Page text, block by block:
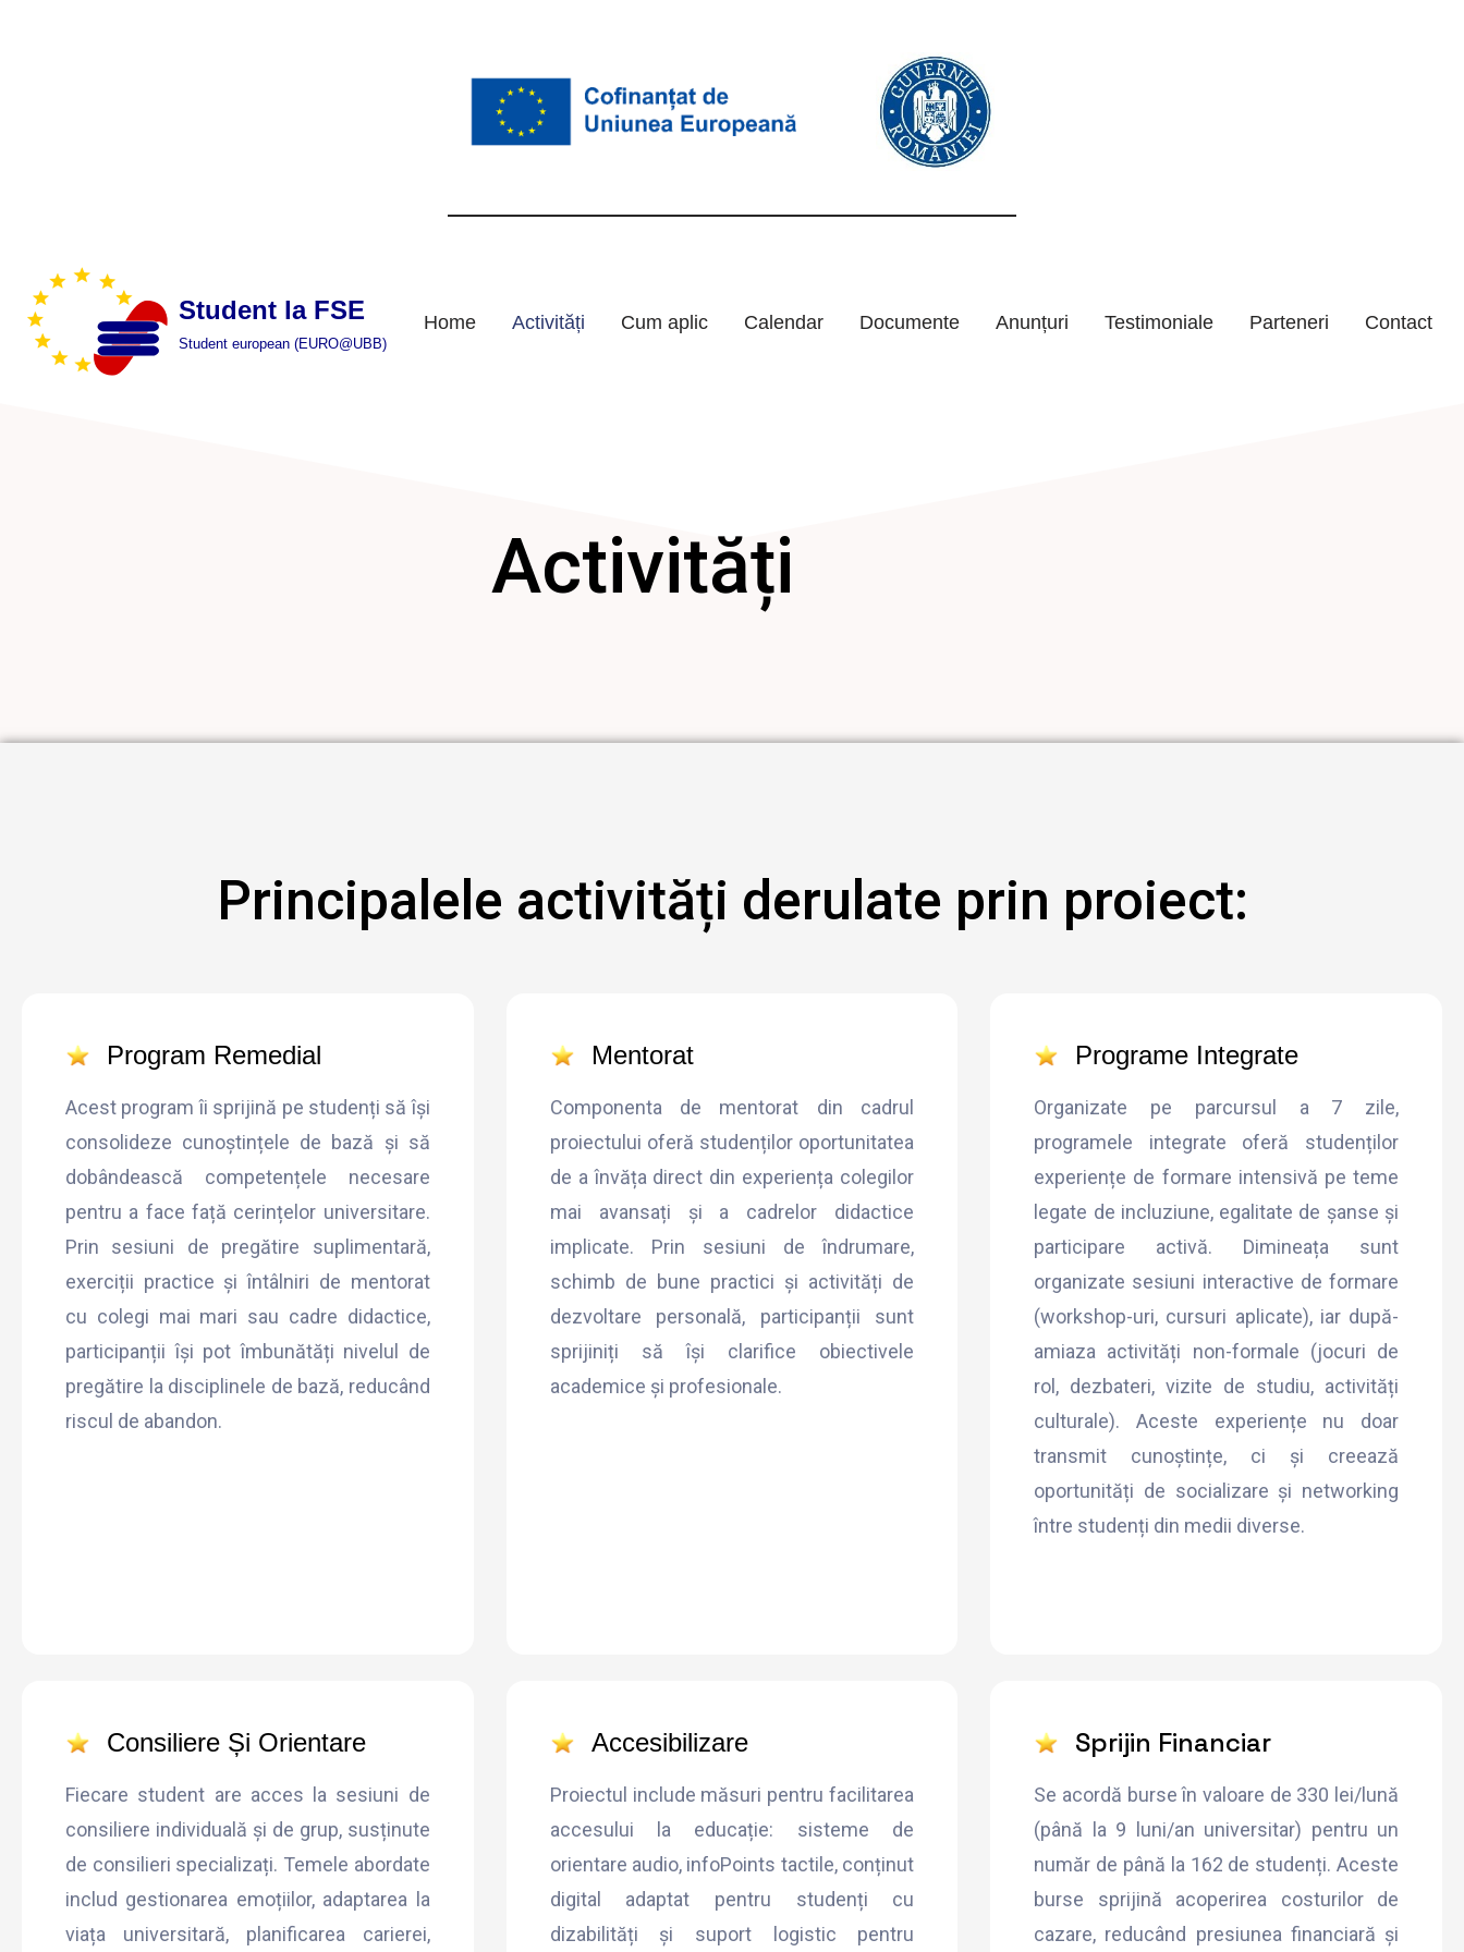
Student la FSE
Student european (EURO@UBB)
Home Activități Cum aplic Calendar Documente Anunțuri Testimoniale Parteneri Contact
Activități
Principalele activități derulate prin proiect:
Program Remedial
Acest program îi sprijină pe studenți să își
consolideze cunoștințele de bază și să
dobândească competențele necesare
pentru a face față cerințelor universitare.
Prin sesiuni de pregătire suplimentară,
exerciții practice și întâlniri de mentorat
cu colegi mai mari sau cadre didactice,
participanții își pot îmbunătăți nivelul de
pregătire la disciplinele de bază, reducând
riscul de abandon.
Mentorat
Componenta de mentorat din cadrul
proiectului oferă studenților oportunitatea
de a învăța direct din experiența colegilor
mai avansați și a cadrelor didactice
implicate. Prin sesiuni de îndrumare,
schimb de bune practici și activități de
dezvoltare personală, participanții sunt
sprijiniți să își clarifice obiectivele
academice și profesionale.
Programe Integrate
Organizate pe parcursul a 7 zile,
programele integrate oferă studenților
experiențe de formare intensivă pe teme
legate de incluziune, egalitate de șanse și
participare activă. Dimineața sunt
organizate sesiuni interactive de formare
(workshop-uri, cursuri aplicate), iar după-
amiaza activități non-formale (jocuri de
rol, dezbateri, vizite de studiu, activități
culturale). Aceste experiențe nu doar
transmit cunoștințe, ci și creează
oportunități de socializare și networking
între studenți din medii diverse.
Consiliere Și Orientare
Fiecare student are acces la sesiuni de
consiliere individuală și de grup, susținute
de consilieri specializați. Temele abordate
includ gestionarea emoțiilor, adaptarea la
viața universitară, planificarea carierei,
Accesibilizare
Proiectul include măsuri pentru facilitarea
accesului la educație: sisteme de
orientare audio, infoPoints tactile, conținut
digital adaptat pentru studenți cu
dizabilități și suport logistic pentru
Sprijin Financiar
Se acordă burse în valoare de 330 lei/lună
(până la 9 luni/an universitar) pentru un
număr de până la 162 de studenți. Aceste
burse sprijină acoperirea costurilor de
cazare, reducând presiunea financiară și